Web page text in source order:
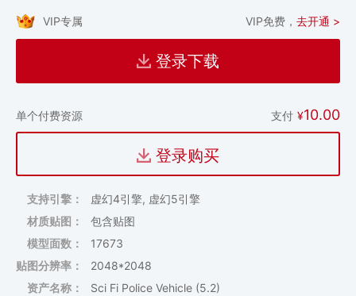
VIP专属 VIP免费， 去开通 >
登录下载
单个付费资源 支付 ¥10.00
登录购买
支持引擎：
虚幻4引擎, 虚幻5引擎
材质贴图：
包含贴图
模型面数：
17673
贴图分辨率：
2048*2048
资产名称：
Sci Fi Police Vehicle (5.2)